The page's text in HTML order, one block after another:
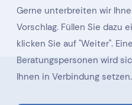
Gerne unterbreiten wir
Vorschlag. Füllen Sie dazu
klicken Sie auf "Weiter".
Beratungspersonen wird
Ihnen in Verbindung setzen.